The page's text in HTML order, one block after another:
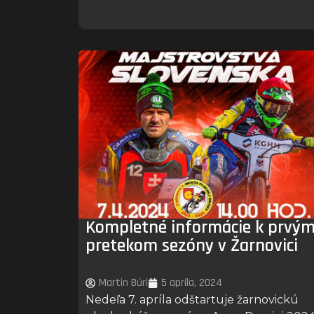
Kompletné informácie k
pretekom sezóny v Žarnovici
Martin Búri 5 apríla, 2024
Nedeľa 7. apríla odštartuje žarnovickú